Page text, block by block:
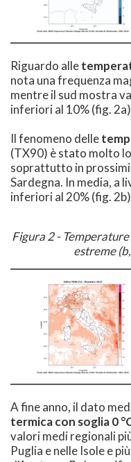
Riguardo alle
nota una frequenza
mentre il sud mostra
inferiori al 10% (fig.
Il fenomeno delle
(TX90) è stato molto
soprattutto in
Sardegna. In media, a
inferiori al 20% (fig.
Figura 2 -
estreme
A fine anno, il dato
termica con soglia 0
valori medi regionali
Puglia e nelle Isole e